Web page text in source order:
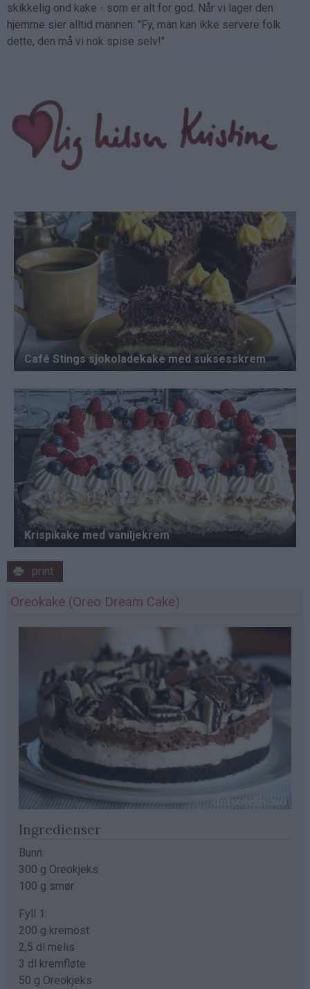
skikkelig ond kake - som er alt for god. Når vi lager den
hjemme sier alltid mannen: "Fy, man kan ikke servere folk
dette, den må vi nok spise selv!"
print
Oreokake (Oreo Dream Cake)
Ingredienser
Bunn:
300 g Oreokjeks
100 g smør
Fyll 1:
200 g kremost
2,5 dl melis
3 dl kremfløte
50 g Oreokjeks